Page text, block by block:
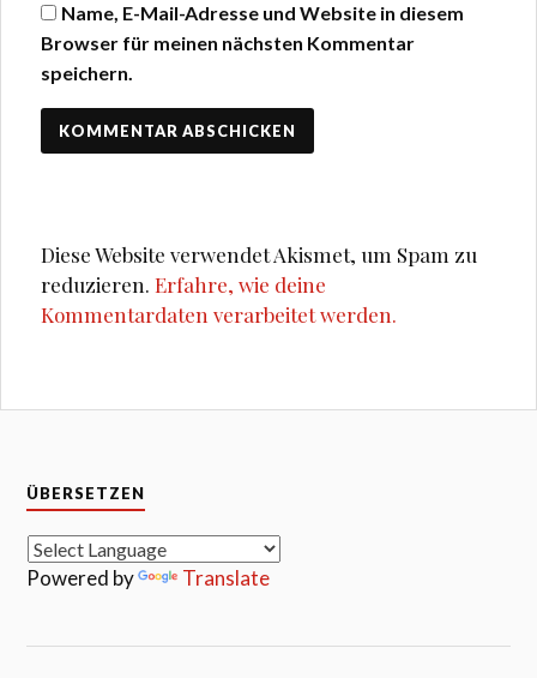
Name, E-Mail-Adresse und Website in diesem
Browser für meinen nächsten Kommentar
speichern.
Diese Website verwendet Akismet, um Spam zu
reduzieren.Erfahre, wie deine
Kommentardaten verarbeitet werden.
ÜBERSETZEN
Powered by Translate